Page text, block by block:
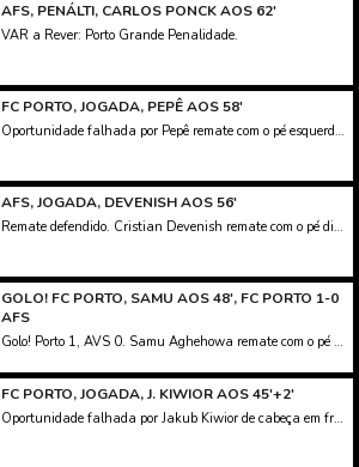
AFS, PENÁLTI, CARLOS PONCK AOS 62'
VAR a Rever: Porto Grande Penalidade.
FC PORTO, JOGADA, PEPÊ AOS 58'
Oportunidade falhada por Pepê remate com o pé esquerdo do lado esquerdo da área. Assistência de Rodrigo Mora.
AFS, JOGADA, DEVENISH AOS 56'
Remate defendido. Cristian Devenish remate com o pé direito de fora da área.
GOLO! FC PORTO, SAMU AOS 48', FC PORTO 1-0
AFS
Golo! Porto 1, AVS 0. Samu Aghehowa remate com o pé direito no coração da área.
FC PORTO, JOGADA, J. KIWIOR AOS 45'+2'
Oportunidade falhada por Jakub Kiwior de cabeça em frente à baliza. Assistência de Rodrigo Mora com um cruzamento para a área depois de um livre.